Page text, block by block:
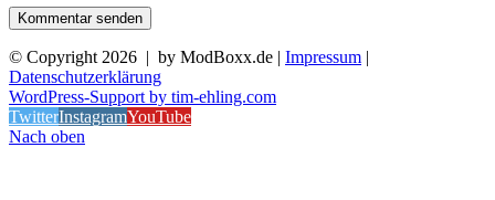
© Copyright 2026 | by ModBoxx.de | Impressum |
Datenschutzerklärung
WordPress-Support by tim-ehling.com
TwitterInstagramYouTube
Nach oben